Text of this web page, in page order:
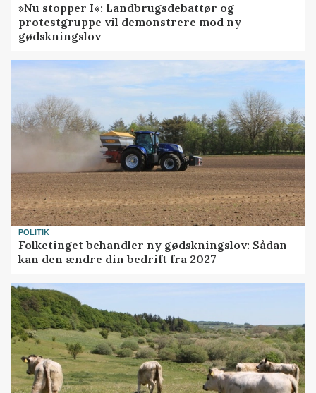
»Nu stopper I«: Landbrugsdebattør og
protestgruppe vil demonstrere mod ny
gødskningslov
POLITIK
Folketinget behandler ny gødskningslov: Sådan
kan den ændre din bedrift fra 2027